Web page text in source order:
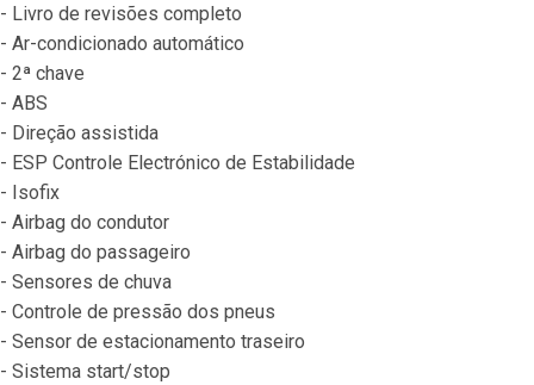
- Livro de revisões completo
- Ar-condicionado automático
- 2ª chave
- ABS
- Direção assistida
- ESP Controle Electrónico de Estabilidade
- Isofix
- Airbag do condutor
- Airbag do passageiro
- Sensores de chuva
- Controle de pressão dos pneus
- Sensor de estacionamento traseiro
- Sistema start/stop